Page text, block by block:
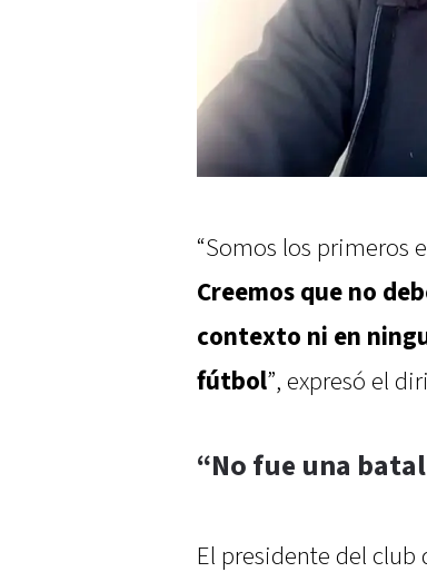
“Somos los primeros
Creemos que no
contexto ni en
fútbol”, expresó el
“No fue una
El presidente del